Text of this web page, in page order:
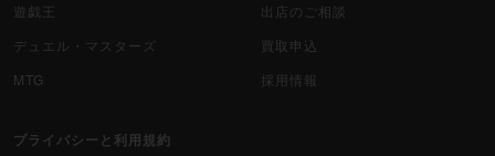
遊戯王
デュエル・マスターズ
MTG
出店のご相談
買取申込
採用情報
プライバシーと利用規約